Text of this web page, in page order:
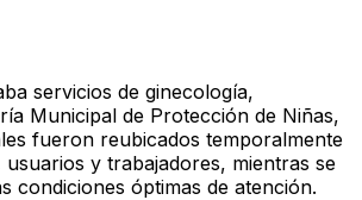
servicios de ginecología,
Municipal de Protección de Niñas,
fueron reubicados temporalmente
y trabajadores, mientras se
condiciones óptimas de atención.